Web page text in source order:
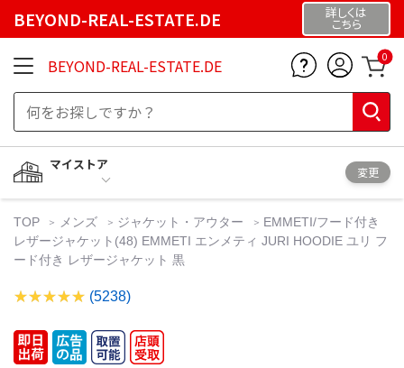
BEYOND-REAL-ESTATE.DE 詳しくは
こちら
BEYOND-REAL-ESTATE.DE 0
マイストア
変更
TOP メンズ ジャケット・アウター
EMMETI/フード付き
レザージャケット(48) EMMETI エンメティ JURI HOODIE ユリ フ
ード付き レザージャケット 黒
(5238)